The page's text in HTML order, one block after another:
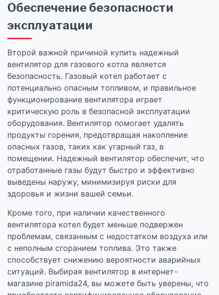
Обеспечение безопасности
эксплуатации
Второй важной причиной купить надежный
вентилятор для газового котла является
безопасность. Газовый котел работает с
потенциально опасным топливом, и правильное
функционирование вентилятора играет
критическую роль в безопасной эксплуатации
оборудования. Вентилятор помогает удалять
продукты горения, предотвращая накопление
опасных газов, таких как угарный газ, в
помещении. Надежный вентилятор обеспечит, что
отработанные газы будут быстро и эффективно
выведены наружу, минимизируя риски для
здоровья и жизни вашей семьи.
Кроме того, при наличии качественного
вентилятора котел будет меньше подвержен
проблемам, связанным с недостатком воздуха или
с неполным сгоранием топлива. Это также
способствует снижению вероятности аварийных
ситуаций. Выбирая вентилятор в интернет-
магазине piramida24, вы можете быть уверены, что